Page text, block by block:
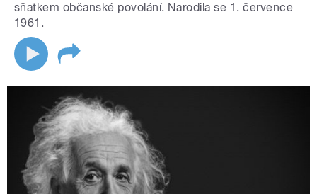
sňatkem občanské povolání. Narodila se 1. července
1961.